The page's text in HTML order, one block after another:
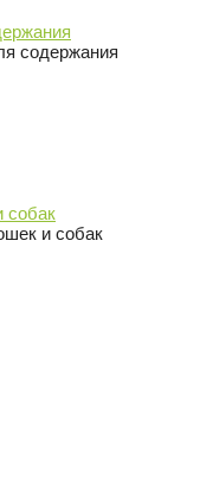
содержания
собак
и собак